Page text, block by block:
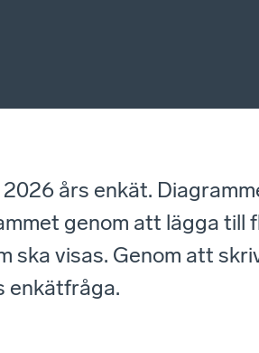
års enkät.
genom att lägga till
ska visas. Genom att
enkätfråga.